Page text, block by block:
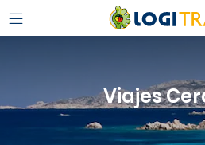
Viajes